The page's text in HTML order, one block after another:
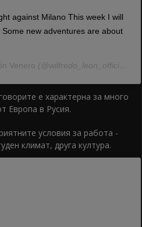
against Milano This week I will
new adventures are about
Venero (@wilfredo_leon_official) on Jan 26, 2020 at 3:16pm PST
е характерна за много
Европа в Русия.
условия за работа -
климат, друга култура.